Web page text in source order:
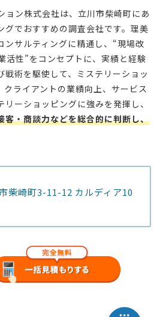
ョン株式会社は、立川市柴崎町にあ
グでおすすめの調査会社です。理美
ンサルティングに精通し、“現場改
活性”をコンセプトに、実績と経験
戦術を駆使して、ミステリーショッ
クライアントの業績向上、サービス
ーショッピングに強みを発揮し、
客・商談力などを総合的に判断し、
柴崎町3-11-12 カルディア10